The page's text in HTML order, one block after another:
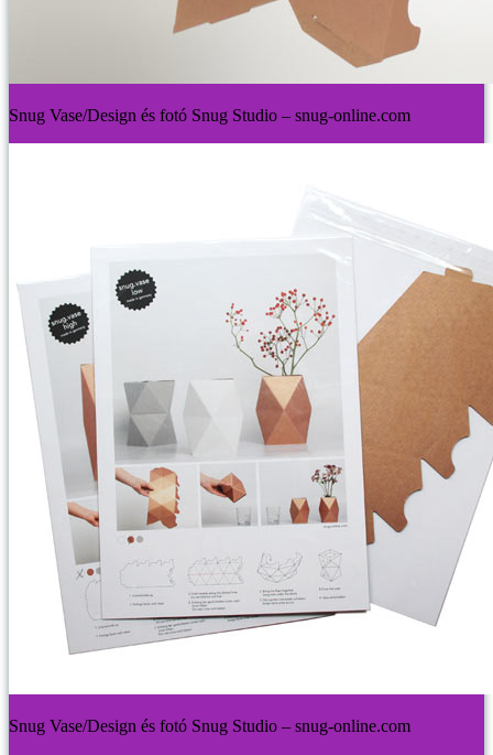
Snug Vase/Design és fotó Snug Studio – snug-online.com
Snug Vase/Design és fotó Snug Studio – snug-online.com